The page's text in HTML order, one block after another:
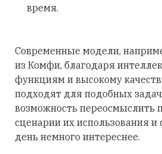
время.
Современные модели,
из Комфи, благодаря
функциям и высокому
подходят для подобных
возможность переосмыслить
сценарии их использования
день немного интереснее.